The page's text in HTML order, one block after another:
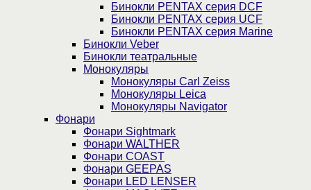
Бинокли PENTAX серия DCF
Бинокли PENTAX серия UCF
Бинокли PENTAX серия Marine
Бинокли Veber
Бинокли театральные
Монокуляры
Монокуляры Carl Zeiss
Монокуляры Leica
Монокуляры Navigator
Фонари
Фонари Sightmark
Фонари WALTHER
Фонари COAST
Фонари GEEPAS
Фонари LED LENSER